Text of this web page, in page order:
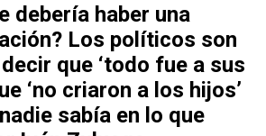
debería haber una
Los políticos son
que ‘todo fue a sus
‘no criaron a los hijos’
sabía en lo que